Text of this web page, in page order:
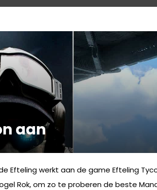
aan
werkt aan de game Efteling
Rok, om zo te proberen de beste